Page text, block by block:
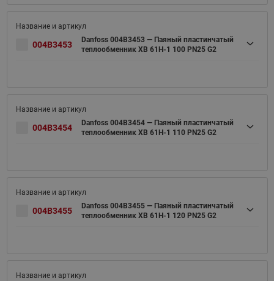
004B3453
Danfoss 004B3453 — Паяный пластинчатый
теплообменник XB 61H-1 100 PN25 G2
004B3454
Danfoss 004B3454 — Паяный пластинчатый
теплообменник XB 61H-1 110 PN25 G2
004B3455
Danfoss 004B3455 — Паяный пластинчатый
теплообменник XB 61H-1 120 PN25 G2